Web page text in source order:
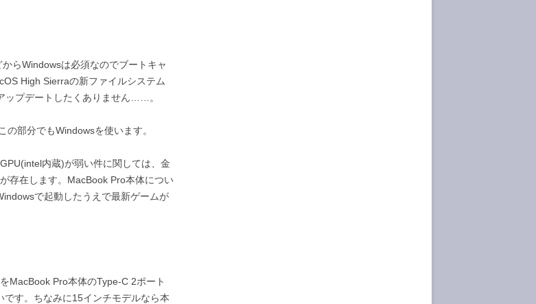
らWindowsは必須なのでブートキャ
High Sierraの新ファイルシステム
ップデートしたくありません……。
部分でもWindowsを使います。
内蔵)が弱い件に関しては、金
存在します。MacBook Pro本体につい
で起動したうえで最新ゲームが
MacBook Pro本体のType-C 2ポート
す。ちなみに15インチモデルなら本